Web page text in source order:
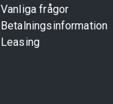
Vanliga frågor
Betalningsinformation
Leasing